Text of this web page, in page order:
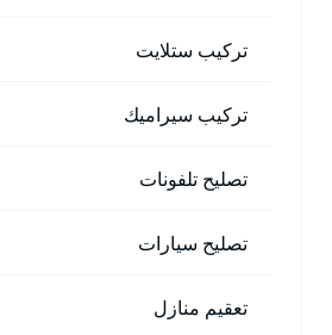
تركيب ستلايت
تركيب سيراميك
تصليح تلفونات
تصليح سيارات
تعقيم منازل